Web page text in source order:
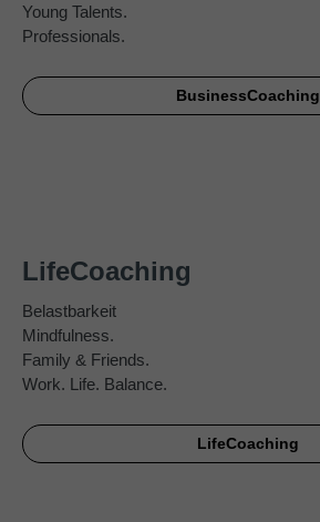
Young Talents.
Professionals.
BusinessCoaching
LifeCoaching
Belastbarkeit
Mindfulness.
Family & Friends.
Work. Life. Balance.
LifeCoaching